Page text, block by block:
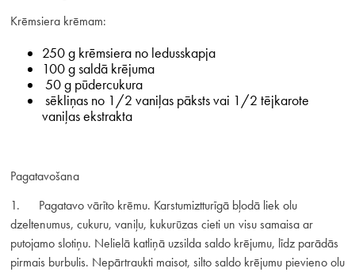
Krēmsiera krēmam:
250 g krēmsiera no ledusskapja
100 g saldā krējuma
50 g pūdercukura
sēkliņas no 1/2 vaniļas pāksts vai 1/2 tējkarote
vaniļas ekstrakta
Pagatavošana
1. Pagatavo vārīto krēmu. Karstumiztturīgā bļodā liek olu
dzeltenumus, cukuru, vaniļu, kukurūzas cieti un visu samaisa ar
putojamo slotiņu. Nelielā katliņā uzsilda saldo krējumu, līdz parādās
pirmais burbulis. Nepārtraukti maisot, silto saldo krējumu pievieno olu